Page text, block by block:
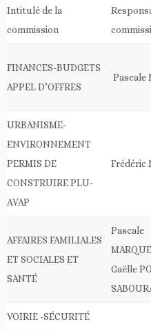
Intitulé de la
commission
FINANCES-BUDGETS
APPEL D’OFFRES
Pascale
URBANISME-
ENVIRONNEMENT
PERMIS DE
CONSTRUIRE PLU-
AVAP
Frédéric
AFFAIRES FAMILIALES
ET SOCIALES ET
SANTÉ
Pascale
Gaëlle
VOIRIE -SÉCURITÉ